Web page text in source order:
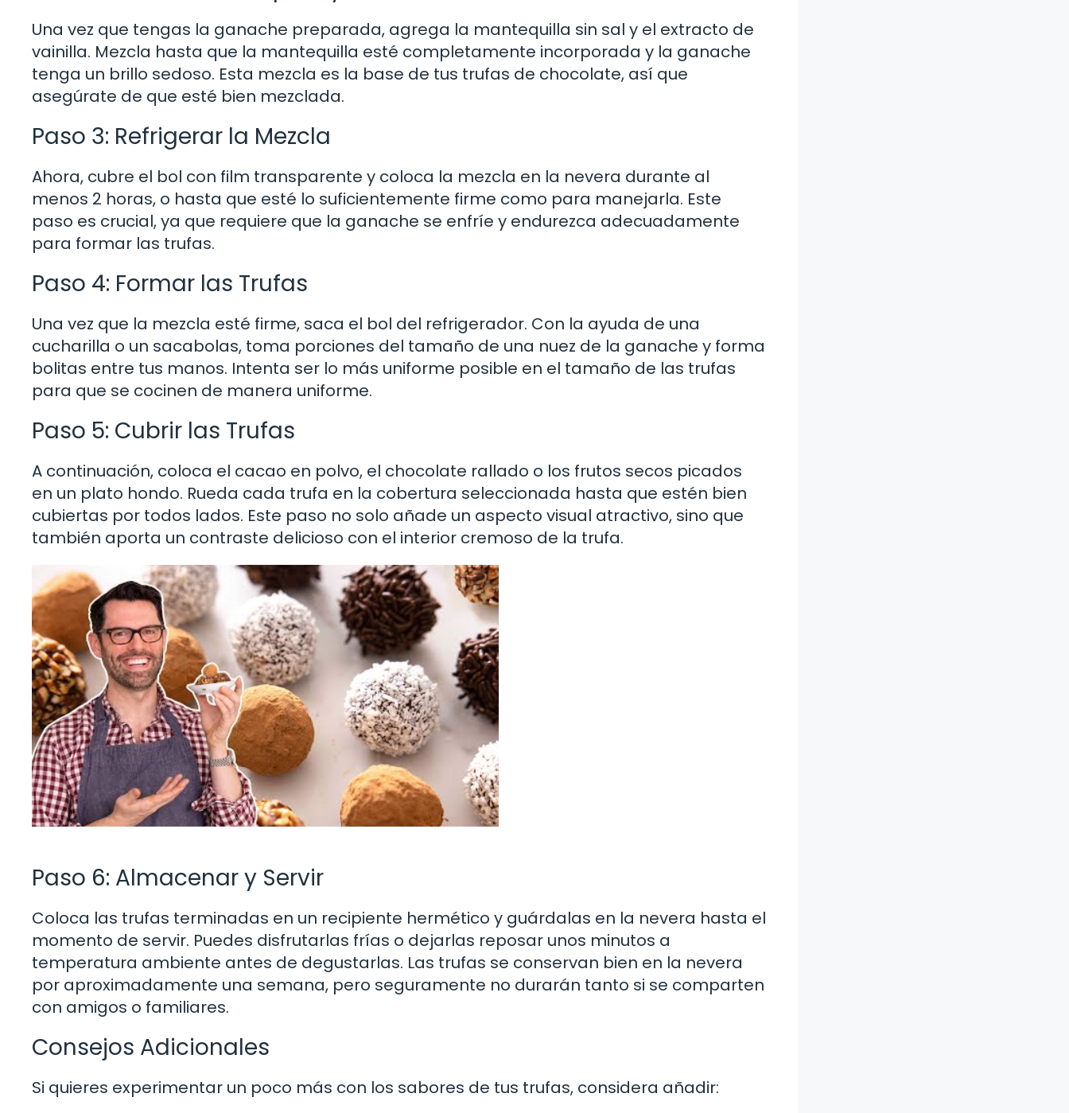
Una vez que tengas la ganache preparada, agrega la mantequilla sin sal y el extracto de
vainilla. Mezcla hasta que la mantequilla esté completamente incorporada y la ganache
tenga un brillo sedoso. Esta mezcla es la base de tus trufas de chocolate, así que
asegúrate de que esté bien mezclada.
Paso 3: Refrigerar la Mezcla
Ahora, cubre el bol con film transparente y coloca la mezcla en la nevera durante al
menos 2 horas, o hasta que esté lo suficientemente firme como para manejarla. Este
paso es crucial, ya que requiere que la ganache se enfríe y endurezca adecuadamente
para formar las trufas.
Paso 4: Formar las Trufas
Una vez que la mezcla esté firme, saca el bol del refrigerador. Con la ayuda de una
cucharilla o un sacabolas, toma porciones del tamaño de una nuez de la ganache y forma
bolitas entre tus manos. Intenta ser lo más uniforme posible en el tamaño de las trufas
para que se cocinen de manera uniforme.
Paso 5: Cubrir las Trufas
A continuación, coloca el cacao en polvo, el chocolate rallado o los frutos secos picados
en un plato hondo. Rueda cada trufa en la cobertura seleccionada hasta que estén bien
cubiertas por todos lados. Este paso no solo añade un aspecto visual atractivo, sino que
también aporta un contraste delicioso con el interior cremoso de la trufa.
Paso 6: Almacenar y Servir
Coloca las trufas terminadas en un recipiente hermético y guárdalas en la nevera hasta el
momento de servir. Puedes disfrutarlas frías o dejarlas reposar unos minutos a
temperatura ambiente antes de degustarlas. Las trufas se conservan bien en la nevera
por aproximadamente una semana, pero seguramente no durarán tanto si se comparten
con amigos o familiares.
Consejos Adicionales
Si quieres experimentar un poco más con los sabores de tus trufas, considera añadir: